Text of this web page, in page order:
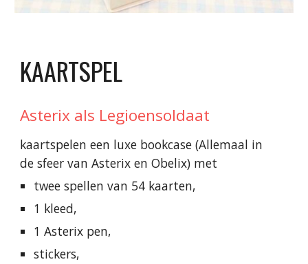
KAARTSPEL
Asterix als Legioensoldaat
kaartspelen een luxe bookcase (Allemaal in
de sfeer van Asterix en Obelix) met
twee spellen van 54 kaarten,
1 kleed,
1 Asterix pen,
stickers,